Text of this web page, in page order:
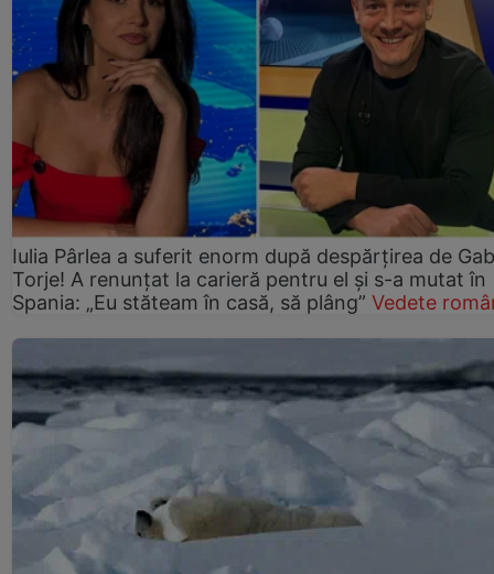
Iulia Pârlea a suferit enorm după despărțirea de
Torje! A renunțat la carieră pentru el și s-a mutat în
Spania: „Eu stăteam în casă, să plâng” Vedete